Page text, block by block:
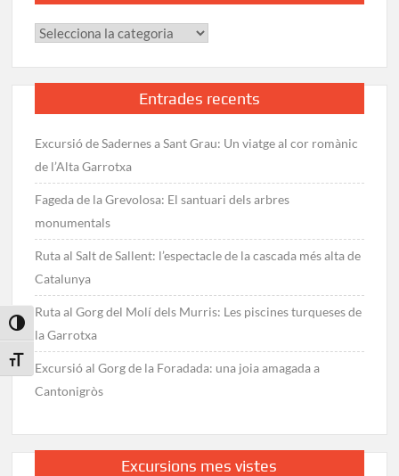
Toggle High Contrast
Toggle Font size
Categories
Entrades recents
Excursió de Sadernes a Sant Grau: Un viatge al cor romànic
de l’Alta Garrotxa
Fageda de la Grevolosa: El santuari dels arbres
monumentals
Ruta al Salt de Sallent: l’espectacle de la cascada més alta de
Catalunya
Ruta al Gorg del Molí dels Murris: Les piscines turqueses de
la Garrotxa
Excursió al Gorg de la Foradada: una joia amagada a
Cantonigròs
Excursions mes vistes